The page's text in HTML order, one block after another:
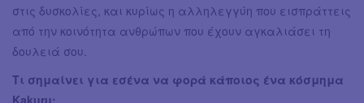
στις δυσκολίες, και κυρίως η αλληλεγγύη που εισπράττεις
από την κοινότητα ανθρώπων που έχουν αγκαλιάσει τη
δουλειά σου.
Τι σημαίνει για εσένα να φορά κάποιος ένα κόσμημα